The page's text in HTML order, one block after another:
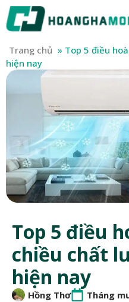
Trang chủ » Top 5 điều
hiện nay
Top 5 điều
chiều chất
hiện nay
Hồng Thơ Tháng